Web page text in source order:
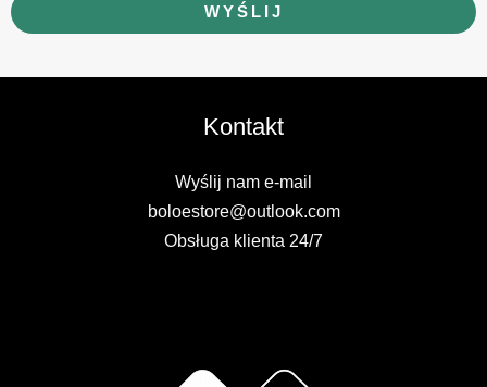
WYŚLIJ
Kontakt
Wyślij nam e-mail
boloestore@outlook.com
Obsługa klienta 24/7